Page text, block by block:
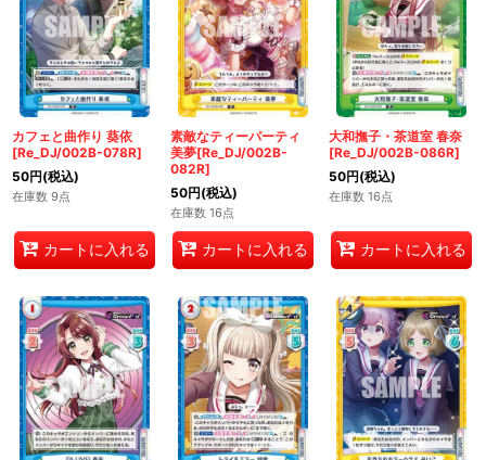
カフェと曲作り 葵依
[Re_DJ/002B-078R]
50円(税込)
在庫数 9点
カートに入れる
素敵なティーパーティ
美夢[Re_DJ/002B-
082R]
50円(税込)
在庫数 16点
カートに入れる
大和撫子・茶道室 春奈
[Re_DJ/002B-086R]
50円(税込)
在庫数 16点
カートに入れる